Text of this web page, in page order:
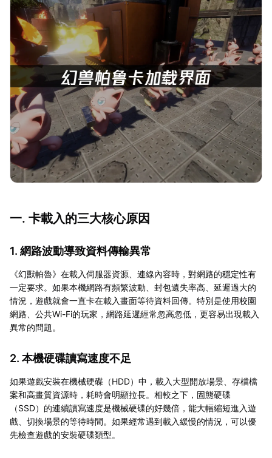
一. 卡載入的三大核心原因
1. 網路波動導致資料傳輸異常
《幻獸帕魯》在載入伺服器資源、連線內容時，對網路的穩定性有
一定要求。如果本機網路有頻繁波動、封包遺失率高、延遲過大的
情況，遊戲就會一直卡在載入畫面等待資料回傳。特別是使用校園
網路、公共Wi-Fi的玩家，網路延遲經常忽高忽低，更容易出現載入
異常的問題。
2. 本機硬碟讀寫速度不足
如果遊戲安裝在機械硬碟（HDD）中，載入大型開放場景、存檔檔
案和高畫質資源時，耗時會明顯拉長。相較之下，固態硬碟
（SSD）的連續讀寫速度是機械硬碟的好幾倍，能大幅縮短進入遊
戲、切換場景的等待時間。如果經常遇到載入緩慢的情況，可以優
先檢查遊戲的安裝硬碟類型。